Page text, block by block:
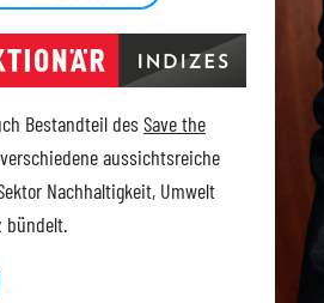
Bestandteil desSave the
aussichtsreiche
Nachhaltigkeit, Umwelt
bündelt.